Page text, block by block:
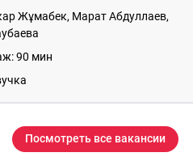
Жұмабек, Марат Абдуллаев,
90 мин
Посмотреть все вакансии